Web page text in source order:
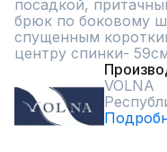
посадкой,
брюк по боковому
спущенным
центру спинки-
VOLNA